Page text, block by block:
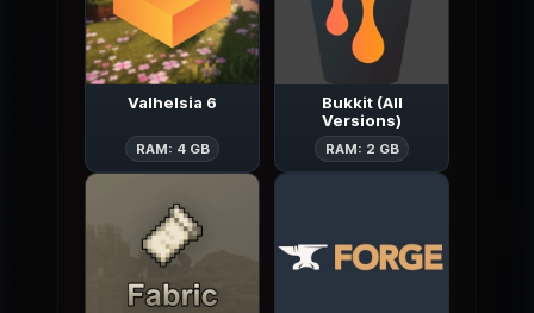
Valhelsia 6
RAM: 4 GB Valhelsia 6
Bukkit (All
Versions)
RAM: 2 GB Bukkit (All